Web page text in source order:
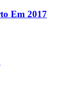
Em 2017